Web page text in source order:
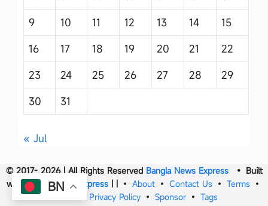
9
10 11 12 13 14
15
16
17 18 19 20 21
22
23
24 25 26 27 28
29
30
31
« Jul
© 2017- 2026 | All Rights Reserved Bangla News Express• Built
withBangla News Express | | • About • Contact Us • Terms •
Privacy Policy • Sponsor • Tags
BN